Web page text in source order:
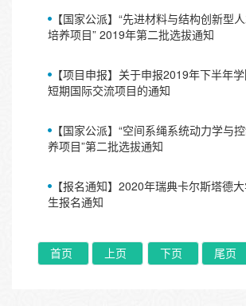
【国家公派】“先进材料与结构创新型
培养项目” 2019年第二批选拔通知
【项目申报】关于申报2019年下半年
短期国际交流项目的通知
【国家公派】“空间系绳系统动力学与
养项目”第二批选拔通知
【报名通知】2020年瑞典卡尔斯塔德
生报名通知
首页 上页 下页 尾页